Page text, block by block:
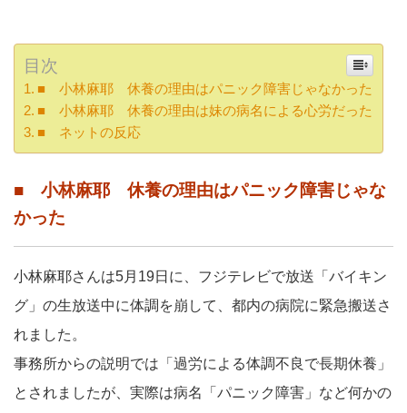
目次
■ 小林麻耶 休養の理由はパニック障害じゃなかった
■ 小林麻耶 休養の理由は妹の病名による心労だった
■ ネットの反応
■ 小林麻耶 休養の理由はパニック障害じゃな
かった
小林麻耶さんは5月19日に、フジテレビで放送「バイキン
グ」の生放送中に体調を崩して、都内の病院に緊急搬送さ
れました。
事務所からの説明では「過労による体調不良で長期休養」
とされましたが、実際は病名「パニック障害」など何かの